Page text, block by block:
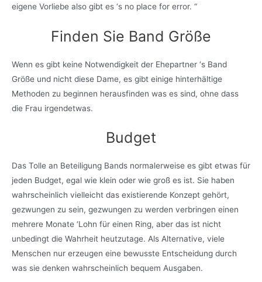
eigene Vorliebe also gibt es ‘s no place for error. “
Finden Sie Band Größe
Wenn es gibt keine Notwendigkeit der Ehepartner ‘s Band
Größe und nicht diese Dame, es gibt einige hinterhältige
Methoden zu beginnen herausfinden was es sind, ohne dass
die Frau irgendetwas.
Budget
Das Tolle an Beteiligung Bands normalerweise es gibt etwas für
jeden Budget, egal wie klein oder wie groß es ist. Sie haben
wahrscheinlich vielleicht das existierende Konzept gehört,
gezwungen zu sein, gezwungen zu werden verbringen einen
mehrere Monate ‘Lohn für einen Ring, aber das ist nicht
unbedingt die Wahrheit heutzutage. Als Alternative, viele
Menschen nur erzeugen eine bewusste Entscheidung durch
was sie denken wahrscheinlich bequem Ausgaben.